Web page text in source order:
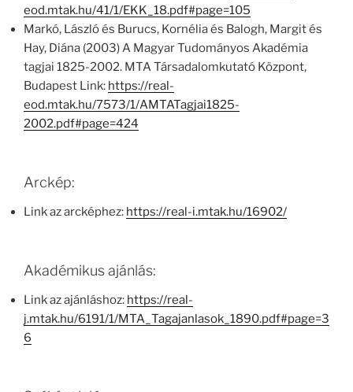
eod.mtak.hu/41/1/EKK_18.pdf#page=105
Markó, László és Burucs, Kornélia és Balogh, Margit és
Hay, Diána (2003) A Magyar Tudományos Akadémia
tagjai 1825-2002. MTA Társadalomkutató Központ,
Budapest Link: https://real-
eod.mtak.hu/7573/1/AMTATagjai1825-
2002.pdf#page=424
Arckép:
Link az arcképhez: https://real-i.mtak.hu/16902/
Akadémikus ajánlás:
Link az ajánláshoz: https://real-
j.mtak.hu/6191/1/MTA_Tagajanlasok_1890.pdf#page=3
6